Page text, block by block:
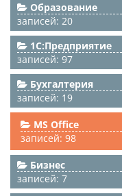
Образование
записей: 20
1С:Предприятие
записей: 97
Бухгалтерия
записей: 19
MS Office
записей: 98
Бизнес
записей: 7